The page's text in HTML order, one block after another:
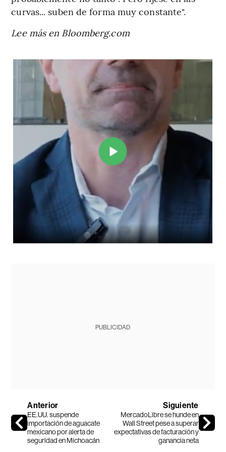
curvas... suben de forma muy constante".
Lee más en Bloomberg.com
PUBLICIDAD
Anterior
EE.UU. suspende
importación de aguacate
mexicano por alerta de
seguridad en Michoacán
Siguiente
MercadoLibre se hunde en
Wall Street pese a superar
expectativas de facturación y
ganancia neta